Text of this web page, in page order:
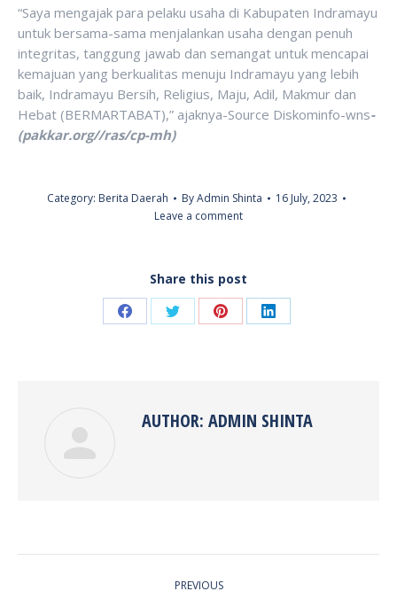
“Saya mengajak para pelaku usaha di Kabupaten Indramayu
untuk bersama-sama menjalankan usaha dengan penuh
integritas, tanggung jawab dan semangat untuk mencapai
kemajuan yang berkualitas menuju Indramayu yang lebih
baik, Indramayu Bersih, Religius, Maju, Adil, Makmur dan
Hebat (BERMARTABAT),” ajaknya-Source Diskominfo-wns-
(pakkar.org//ras/cp-mh)
Category: Berita Daerah ByAdmin Shinta
16 July, 2023
Leave a comment
Share this post
Share Share Share Share
AUTHOR: ADMIN SHINTA
PREVIOUS